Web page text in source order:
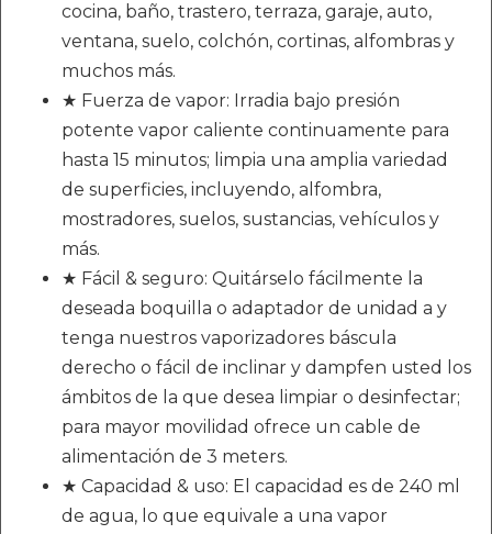
cocina, baño, trastero, terraza, garaje, auto,
ventana, suelo, colchón, cortinas, alfombras y
muchos más.
★ Fuerza de vapor: Irradia bajo presión
potente vapor caliente continuamente para
hasta 15 minutos; limpia una amplia variedad
de superficies, incluyendo, alfombra,
mostradores, suelos, sustancias, vehículos y
más.
★ Fácil & seguro: Quitárselo fácilmente la
deseada boquilla o adaptador de unidad a y
tenga nuestros vaporizadores báscula
derecho o fácil de inclinar y dampfen usted los
ámbitos de la que desea limpiar o desinfectar;
para mayor movilidad ofrece un cable de
alimentación de 3 meters.
★ Capacidad & uso: El capacidad es de 240 ml
de agua, lo que equivale a una vapor